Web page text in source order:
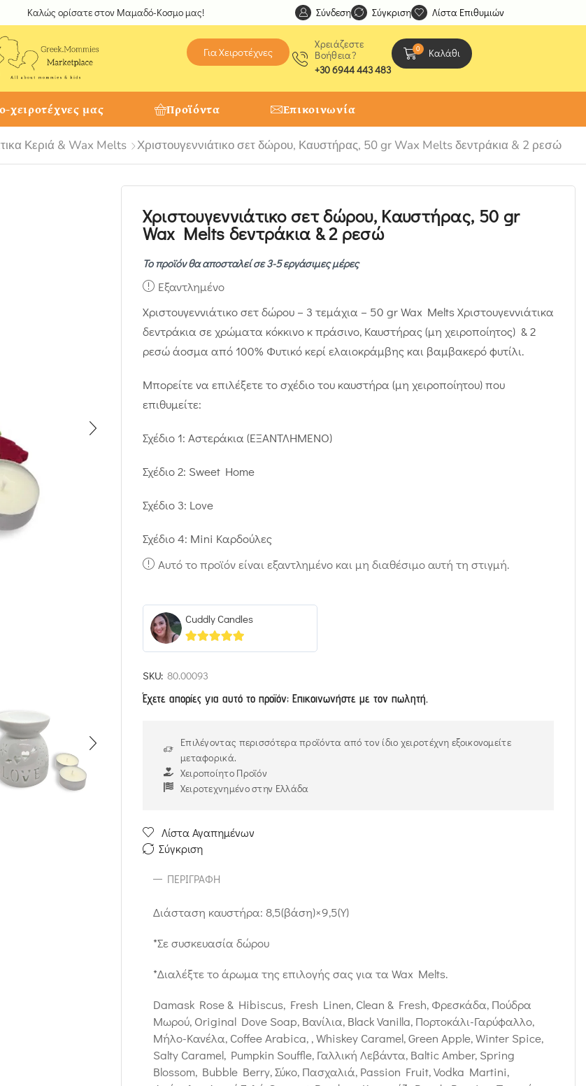
Καλώς ορίσατε στον Μαμαδό-Κοσμο μας! Ανακαλύψτε μοναδικές δημιουργίες από τους
Σύνδεση Σύγκριση Λίστα Επιθυμιών
Για Χειροτέχνες
Χρειάζεστε
Βοήθεια?
+30 6944 443 483
0 Καλάθι
χειροτέχνες μας Προϊόντα Επικοινωνία
Κεριά & Wax Melts Χριστουγεννιάτικο σετ δώρου, Καυστήρας, 50 gr Wax Melts δεντράκια & 2 ρεσώ
Χριστουγεννιάτικο σετ δώρου, Καυστήρας, 50 gr
Wax Melts δεντράκια & 2 ρεσώ
Το προϊόν θα αποσταλεί σε 3-5 εργάσιμες μέρες
Εξαντλημένο
Χριστουγεννιάτικο σετ δώρου – 3 τεμάχια – 50 gr Wax Melts Χριστουγεννιάτικα
δεντράκια σε χρώματα κόκκινο κ πράσινο, Καυστήρας (μη χειροποίητος) & 2
ρεσώ άοσμα από 100% Φυτικό κερί ελαιοκράμβης και βαμβακερό φυτίλι.
Μπορείτε να επιλέξετε το σχέδιο του καυστήρα (μη χειροποίητου) που
επιθυμείτε:
Σχέδιο 1: Αστεράκια (ΕΞΑΝΤΛΗΜΕΝΟ)
Σχέδιο 2: Sweet Home
Σχέδιο 3: Love
Σχέδιο 4: Mini Καρδούλες
Αυτό το προϊόν είναι εξαντλημένο και μη διαθέσιμο αυτή τη στιγμή.
Cuddly Candles
5out of 5
SKU: 80.00093
Έχετε απορίες για αυτό το προϊόν; Επικοινωνήστε με τον πωλητή.
Επιλέγοντας περισσότερα προϊόντα από τον ίδιο χειροτέχνη εξοικονομείτε
μεταφορικά.
Χειροποίητο Προϊόν
Χειροτεχνημένο στην Ελλάδα
Λίστα Αγαπημένων
Σύγκριση
ΠΕΡΙΓΡΑΦΉ
Διάσταση καυστήρα: 8,5(βάση)×9,5(Υ)
*Σε συσκευασία δώρου
*Διαλέξτε το άρωμα της επιλογής σας για τα Wax Melts.
Damask Rose & Hibiscus, Fresh Linen, Clean & Fresh, Φρεσκάδα, Πούδρα
Μωρού, Original Dove Soap, Βανίλια, Black Vanilla, Πορτοκάλι-Γαρύφαλλο,
Μήλο-Κανέλα, Coffee Arabica, , Whiskey Caramel, Green Apple, Winter Spice,
Salty Caramel, Pumpkin Souffle, Γαλλική Λεβάντα, Baltic Amber, Spring
Blossom, Bubble Berry, Σύκο, Πασχαλιά, Passion Fruit, Vodka Martini,